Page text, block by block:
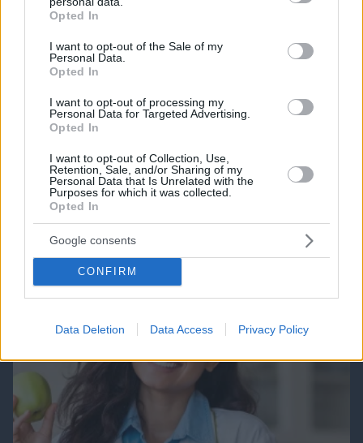
grant or deny consent to Google and its third-party tags to
use your data for below specified purposes in below Google
consent section.
Opted In
I want to opt-out of the Sale of my
Personal Data.
Opted In
I want to opt-out of processing my
Personal Data for Targeted Advertising.
Opted In
I want to opt-out of Collection, Use,
Retention, Sale, and/or Sharing of my
Personal Data that Is Unrelated with the
Purposes for which it was collected.
Opted In
Google consents
CONFIRM
Data Deletion Data Access Privacy Policy
Games
Cut The Rope
ΔΕΙΤΕ ΟΛΑ ΤΑ GAMES
Best of Network